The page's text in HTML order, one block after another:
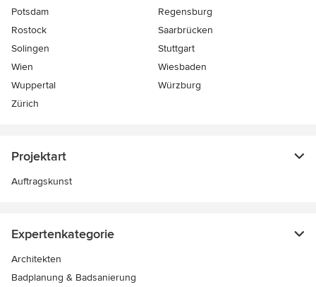
Potsdam
Regensburg
Rostock
Saarbrücken
Solingen
Stuttgart
Wien
Wiesbaden
Wuppertal
Würzburg
Zürich
Projektart
Auftragskunst
Expertenkategorie
Architekten
Badplanung & Badsanierung